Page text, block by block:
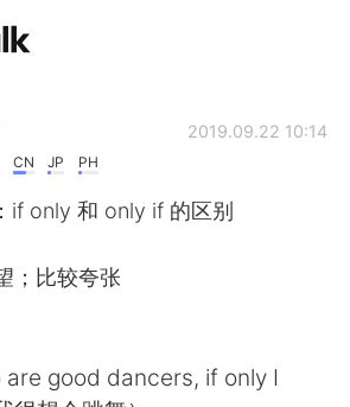
App
CN JP PH
2019.09.22 10:14
if only 和 only if 的区别
；比较夸张
good dancers, if only I